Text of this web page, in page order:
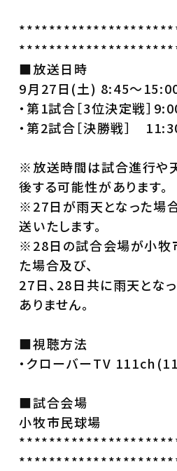
■放送日時
9月27日(土) 8:45～
・第1試合［3位決定戦］
・第2試合［決勝戦］
※放送時間は試合進行や
後する可能性があります。
※27日が雨天となった場
送いたします。
※28日の試合会場が小牧
た場合及び、
27日、28日共に雨天とな
ありません。
■視聴方法
・クローバーTV
■試合会場
小牧市民球場